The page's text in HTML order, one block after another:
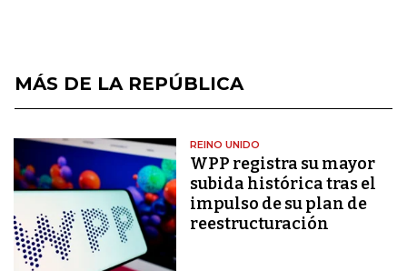
MÁS DE LA REPÚBLICA
REINO UNIDO
WPP registra su mayor
subida histórica tras el
impulso de su plan de
reestructuración